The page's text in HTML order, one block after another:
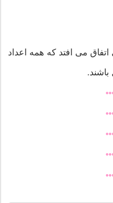
می افتد که همه اعداد